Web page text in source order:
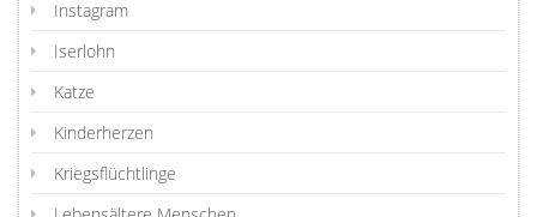
Instagram
Iserlohn
Katze
Kinderherzen
Kriegsflüchtlinge